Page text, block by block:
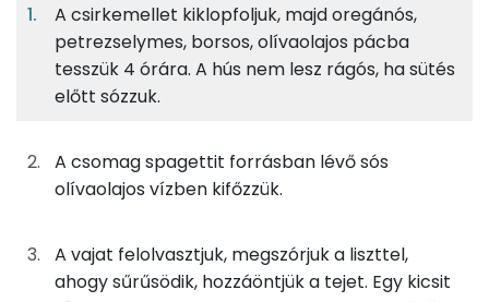
17%
Fehérje
25%
Szénhidrát
19%
Zsír
100g spagetti tészta
160gcsirkemellfilé
192 kcal
20g vaj
143 kcal
Egy
adagban
5
adagban
100
grammban
17%
TOP ásványi anyagok
Foszfor
Kálcium
A csirkemellet kiklopfoljuk, majd oregánós,
petrezselymes, borsos, olívaolajos pácba
tesszük 4 órára. A hús nem lesz rágós, ha sütés
előtt sózzuk.
A csomag spagettit forrásban lévő sós
olívaolajos vízben kifőzzük.
A vajat felolvasztjuk, megszórjuk a liszttel,
ahogy sűrűsödik, hozzáöntjük a tejet. Egy kicsit